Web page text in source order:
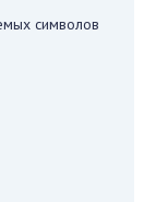
символов